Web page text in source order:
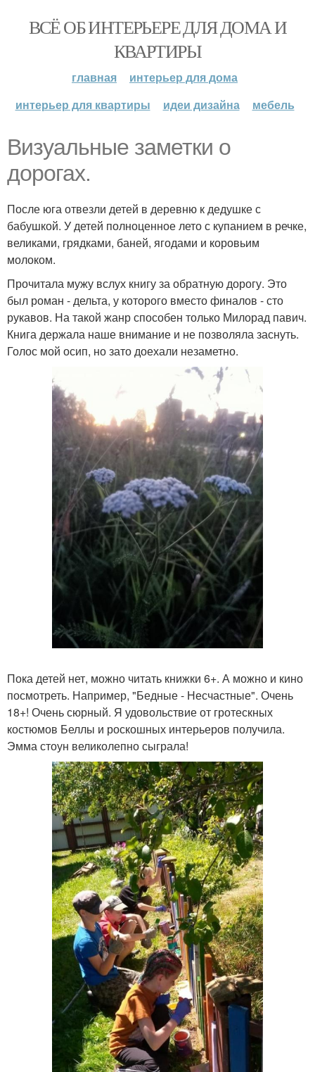
ВСЁ ОБ ИНТЕРЬЕРЕ ДЛЯ ДОМА И
КВАРТИРЫ
главная
интерьер для дома
интерьер для квартиры
идеи дизайна мебель
Визуальные заметки о
дорогах.
После юга отвезли детей в деревню к дедушке с
бабушкой. У детей полноценное лето с купанием в речке,
великами, грядками, баней, ягодами и коровьим
молоком.
Прочитала мужу вслух книгу за обратную дорогу. Это
был роман - дельта, у которого вместо финалов - сто
рукавов. На такой жанр способен только Милорад павич.
Книга держала наше внимание и не позволяла заснуть.
Голос мой осип, но зато доехали незаметно.
Пока детей нет, можно читать книжки 6+. А можно и кино
посмотреть. Например, "Бедные - Несчастные". Очень
18+! Очень сюрный. Я удовольствие от гротескных
костюмов Беллы и роскошных интерьеров получила.
Эмма стоун великолепно сыграла!